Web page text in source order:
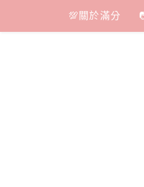
content
💯關於滿分